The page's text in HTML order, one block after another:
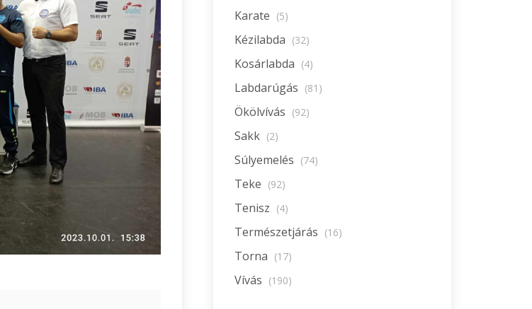
Karate (5)
Kézilabda (32)
Kosárlabda (4)
Labdarúgás (81)
Ökölvívás (92)
Sakk (2)
Súlyemelés (74)
Teke (92)
Tenisz (4)
Természetjárás (16)
Torna (17)
Vívás (190)